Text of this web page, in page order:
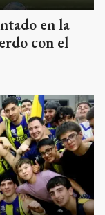
en la
con el